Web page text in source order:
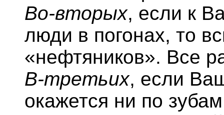
Во-вторых, если к
люди в погонах, то
«нефтяников». Все
В-третьих, если
окажется ни по